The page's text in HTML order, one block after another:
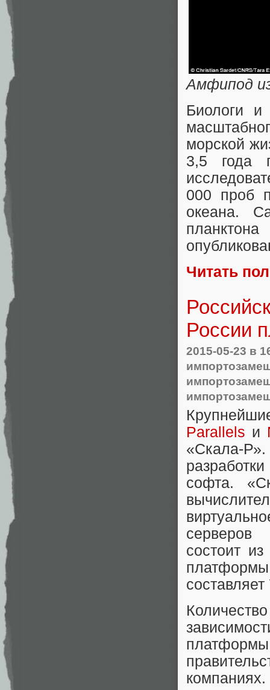
Амфипод
Биологи
морской
3,5 года
000 проб
океана.
Читать
России
2015-05-23 в
Parallels и
«Скала-
софта.
серверов
состоит
компаниях.